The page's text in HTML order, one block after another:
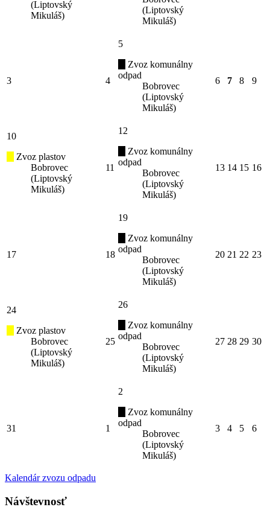
(Liptovský
Mikuláš)
(Liptovský
Mikuláš)
3 4
5
Zvoz komunálny
odpad
Bobrovec
(Liptovský
Mikuláš)
6 7 8 9
10
Zvoz plastov
Bobrovec
(Liptovský
Mikuláš)
11
12
Zvoz komunálny
odpad
Bobrovec
(Liptovský
Mikuláš)
13 14 15 16
17 18
19
Zvoz komunálny
odpad
Bobrovec
(Liptovský
Mikuláš)
20 21 22 23
24
Zvoz plastov
Bobrovec
(Liptovský
Mikuláš)
25
26
Zvoz komunálny
odpad
Bobrovec
(Liptovský
Mikuláš)
27 28 29 30
31 1
2
Zvoz komunálny
odpad
Bobrovec
(Liptovský
Mikuláš)
3 4 5 6
Kalendár zvozu odpadu
Návštevnosť